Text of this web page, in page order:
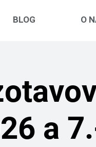
BLOG O
a